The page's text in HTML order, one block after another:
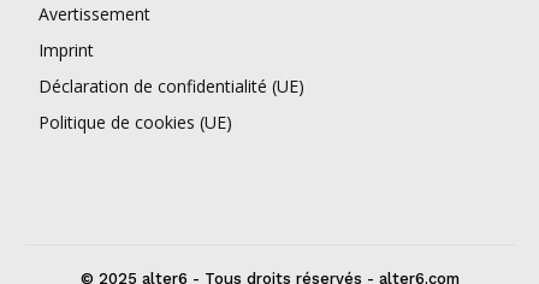
Avertissement
Imprint
Déclaration de confidentialité (UE)
Politique de cookies (UE)
© 2025 alter6 - Tous droits réservés - alter6.com